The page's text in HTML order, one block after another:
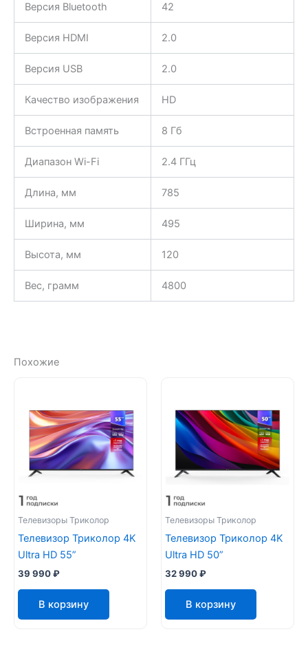
Версия Bluetooth 42
Версия HDMI 2.0
Версия USB 2.0
Качество изображения HD
Встроенная память 8 Гб
Диапазон Wi-Fi 2.4 ГГц
Длина, мм 785
Ширина, мм 495
Высота, мм 120
Вес, грамм 4800
Похожие
Телевизоры Триколор
Телевизор Триколор 4K
Ultra HD 55”
39 990₽
В корзину
Телевизоры Триколор
Телевизор Триколор 4K
Ultra HD 50”
32 990₽
В корзину